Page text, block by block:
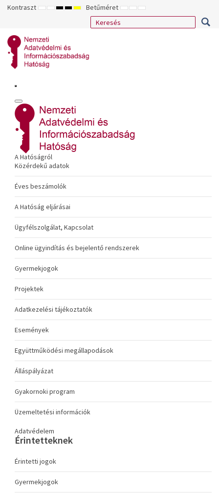
Kontraszt ALAPÉRTELMEZETT
ÉJSZAKAI
NAGY
KONTRASZTÚ
NAGY
KONTRASZTÚ
NAGY
KONTRASZTÚ
SÁRGA
FEKETE
Betűméret KISEBB
BETŰTÍPUS
ALAPÉRTELMEZETT
BETŰMÉRET
NAGYOBB
BETŰMÉRET
A Hatóságról
Közérdekű adatok
Éves beszámolók
A Hatóság eljárásai
Ügyfélszolgálat, Kapcsolat
Online ügyindítás és bejelentő rendszerek
Gyermekjogok
Projektek
Adatkezelési tájékoztatók
Események
Együttműködési megállapodások
Álláspályázat
Gyakornoki program
Üzemeltetési információk
Adatvédelem
Érintetteknek
Érintetti jogok
Gyermekjogok